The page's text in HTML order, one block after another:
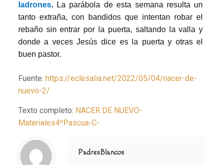
ladrones. La parábola de esta semana resulta un
tanto extraña, con bandidos que intentan robar el
rebaño sin entrar por la puerta, saltando la valla y
donde a veces Jesús dice es la puerta y otras el
buen pastor.
Fuente: https://eclesalia.net/2022/05/04/nacer-de-
nuevo-2/
Texto completo: NACER DE NUEVO-
Materiales4ºPascua-C-
Notice
: Trying to access array offset on value of type null in
/home/misioner/public_html/padresblancos/themes/betheme/includes/content-single.php
on line
286
PadresBlancos